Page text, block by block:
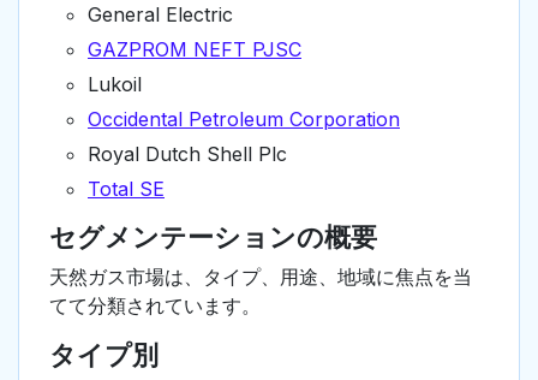
General Electric
GAZPROM NEFT PJSC
Lukoil
Occidental Petroleum Corporation
Royal Dutch Shell Plc
Total SE
セグメンテーションの概要
天然ガス市場は、タイプ、用途、地域に焦点を当
てて分類されています。
タイプ別